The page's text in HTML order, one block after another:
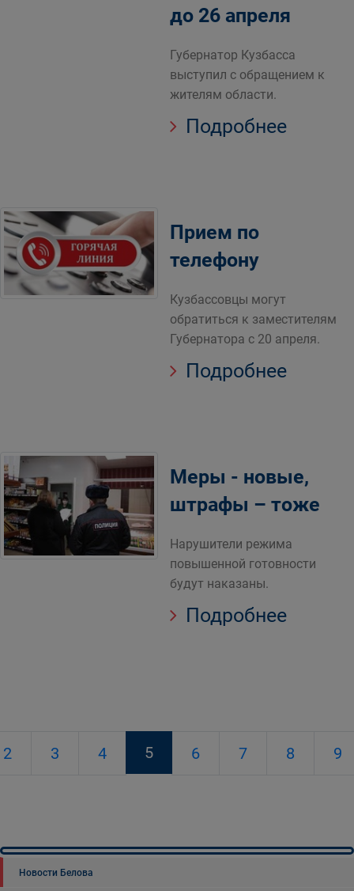
до 26 апреля
Губернатор Кузбасса
выступил с обращением к
жителям области.
Подробнее
Прием по
телефону
Кузбассовцы могут
обратиться к заместителям
Губернатора с 20 апреля.
Подробнее
Меры - новые,
штрафы – тоже
Нарушители режима
повышенной готовности
будут наказаны.
Подробнее
2 3 4 5 6 7 8 9
Новости Белова